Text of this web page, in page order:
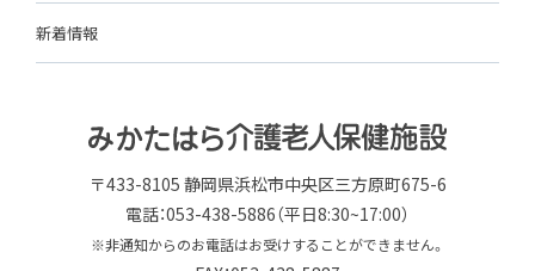
新着情報
〒433-8105 静岡県浜松市中央区三方原町675-6
電話：053-438-5886（平日8:30~17:00）
※非通知からのお電話はお受けすることができません。